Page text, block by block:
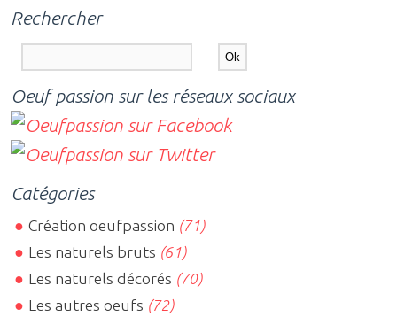
Rechercher
Oeuf passion sur les réseaux sociaux
Catégories
Création oeufpassion (71)
Les naturels bruts (61)
Les naturels décorés (70)
Les autres oeufs (72)